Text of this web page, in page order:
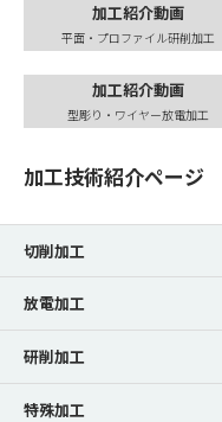
加工紹介動画
平面・プロファイル研削加工
加工紹介動画
型彫り・ワイヤー放電加工
加工技術紹介ページ
切削加工
放電加工
研削加工
特殊加工